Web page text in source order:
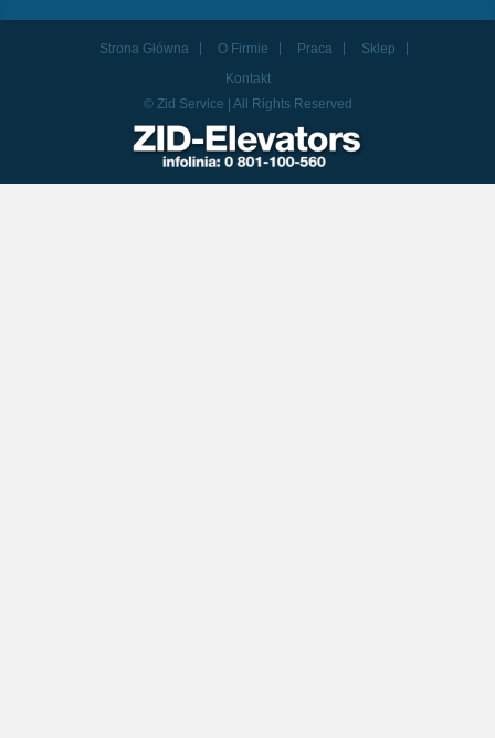
Strona Główna O Firmie Praca
Sklep
Kontakt
© Zid Service | All Rights Reserved